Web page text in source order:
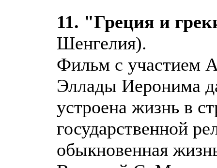
11. "Греция и
Шенгелия).
Фильм с участием
Эллады Иеронима
устроена жизнь в
государственной
обыкновенная